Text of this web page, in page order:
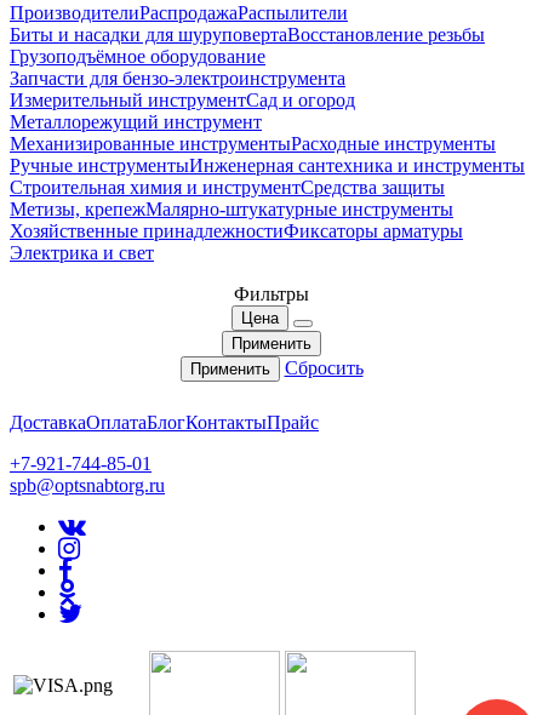
ПроизводителиРаспродажаРаспылители
Биты и насадки для шуруповертаВосстановление резьбы
Грузоподъёмное оборудование
Запчасти для бензо-электроинструмента
Измерительный инструментСад и огород
Металлорежущий инструмент
Механизированные инструментыРасходные инструменты
Ручные инструментыИнженерная сантехника и инструменты
Строительная химия и инструментСредства защиты
Метизы, крепежМалярно-штукатурные инструменты
Хозяйственные принадлежностиФиксаторы арматуры
Электрика и свет
Фильтры
Цена
Применить
Применить
Сбросить
ДоставкаОплатаБлогКонтактыПрайс
+7-921-744-85-01
spb@optsnabtorg.ru